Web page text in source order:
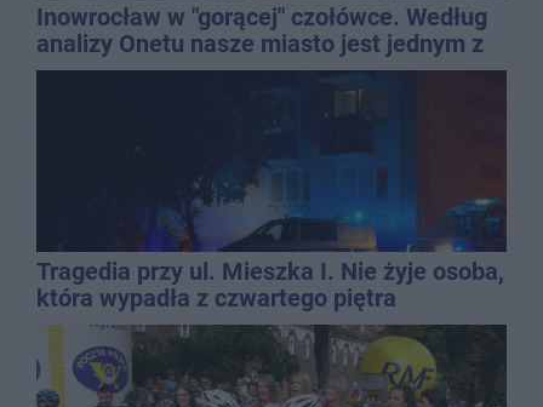
Inowrocław w "gorącej" czołówce. Według
analizy Onetu nasze miasto jest jednym z
najbardziej narażonych na upały
Tragedia przy ul. Mieszka I. Nie żyje osoba,
która wypadła z czwartego piętra